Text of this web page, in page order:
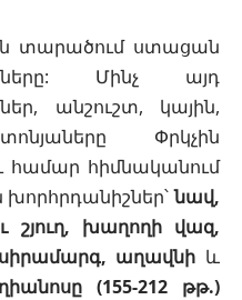
տարածում ստացան
Մինչ այդ
անշուշտ, կային,
Փրկչին
համար հիմնականում
խորհրդանիշներ՝նավ,
շյուղ, խաղողի վազ,
աղավնի և
(155-212 թթ.)